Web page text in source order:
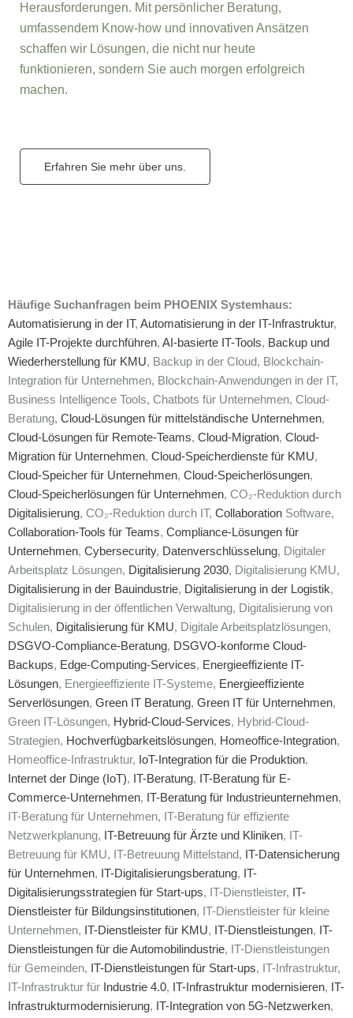
Herausforderungen. Mit persönlicher Beratung,
umfassendem Know-how und innovativen Ansätzen
schaffen wir Lösungen, die nicht nur heute
funktionieren, sondern Sie auch morgen erfolgreich
machen.
Erfahren Sie mehr über uns.
Häufige Suchanfragen beim PHOENIX Systemhaus:
Automatisierung in der IT, Automatisierung in der IT-Infrastruktur,
Agile IT-Projekte durchführen, AI-basierte IT-Tools, Backup und
Wiederherstellung für KMU, Backup in der Cloud, Blockchain-
Integration für Unternehmen, Blockchain-Anwendungen in der IT,
Business Intelligence Tools, Chatbots für Unternehmen, Cloud-
Beratung, Cloud-Lösungen für mittelständische Unternehmen,
Cloud-Lösungen für Remote-Teams, Cloud-Migration, Cloud-
Migration für Unternehmen, Cloud-Speicherdienste für KMU,
Cloud-Speicher für Unternehmen, Cloud-Speicherlösungen,
Cloud-Speicherlösungen für Unternehmen, CO₂-Reduktion durch
Digitalisierung, CO₂-Reduktion durch IT, Collaboration Software,
Collaboration-Tools für Teams, Compliance-Lösungen für
Unternehmen, Cybersecurity, Datenverschlüsselung, Digitaler
Arbeitsplatz Lösungen, Digitalisierung 2030, Digitalisierung KMU,
Digitalisierung in der Bauindustrie, Digitalisierung in der Logistik,
Digitalisierung in der öffentlichen Verwaltung, Digitalisierung von
Schulen, Digitalisierung für KMU, Digitale Arbeitsplatzlösungen,
DSGVO-Compliance-Beratung, DSGVO-konforme Cloud-
Backups, Edge-Computing-Services, Energieeffiziente IT-
Lösungen, Energieeffiziente IT-Systeme, Energieeffiziente
Serverlösungen, Green IT Beratung, Green IT für Unternehmen,
Green IT-Lösungen, Hybrid-Cloud-Services, Hybrid-Cloud-
Strategien, Hochverfügbarkeitslösungen, Homeoffice-Integration,
Homeoffice-Infrastruktur, IoT-Integration für die Produktion,
Internet der Dinge (IoT), IT-Beratung, IT-Beratung für E-
Commerce-Unternehmen, IT-Beratung für Industrieunternehmen,
IT-Beratung für Unternehmen, IT-Beratung für effiziente
Netzwerkplanung, IT-Betreuung für Ärzte und Kliniken, IT-
Betreuung für KMU, IT-Betreuung Mittelstand, IT-Datensicherung
für Unternehmen, IT-Digitalisierungsberatung, IT-
Digitalisierungsstrategien für Start-ups, IT-Dienstleister, IT-
Dienstleister für Bildungsinstitutionen, IT-Dienstleister für kleine
Unternehmen, IT-Dienstleister für KMU, IT-Dienstleistungen, IT-
Dienstleistungen für die Automobilindustrie, IT-Dienstleistungen
für Gemeinden, IT-Dienstleistungen für Start-ups, IT-Infrastruktur,
IT-Infrastruktur für Industrie 4.0, IT-Infrastruktur modernisieren, IT-
Infrastrukturmodernisierung, IT-Integration von 5G-Netzwerken,